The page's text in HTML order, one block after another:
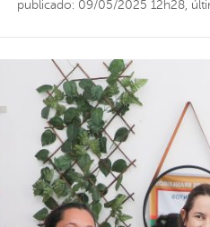
publicado: 09/05/2025 12h28,